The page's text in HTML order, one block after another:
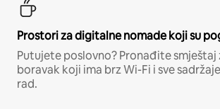
Prostori za digitalne nomade koji su
Putujete poslovno? Pronađite
boravak koji ima brz Wi-Fi i sve
rad.